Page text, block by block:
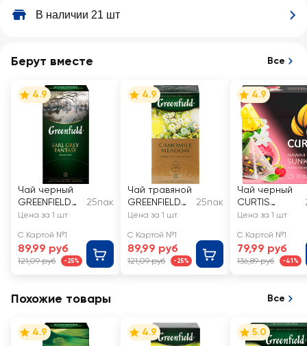
В наличии 21 шт
Берут вместе Все
4.9
Чай черный
GREENFIELD
Earl Grey
ароматом
бергамота
25пак
Цена за 1 шт
С Картой №1
89,99 руб
121,09 руб -25%
4.9
Чай травяной
GREENFIELD
Camomile
25пак
Цена за 1 шт
С Картой №1
89,99 руб
121,09 руб -25%
4.9
Чай черный
CURTIS
Hawaii
Цена за 1 шт
С Картой №1
79,99 руб
136,89 руб -41%
Похожие товары Все
4.9 4.9 5.0